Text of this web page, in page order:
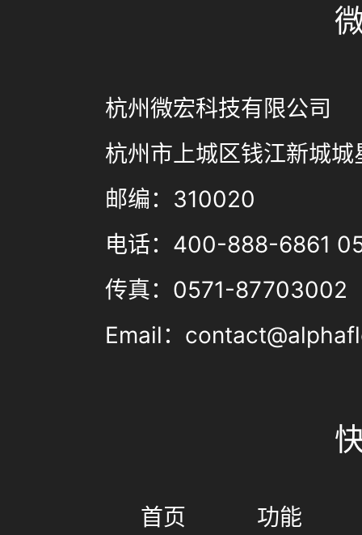
杭州微宏科技有限公司
杭州市上城区钱江新城
邮编：310020
电话：400-888-6861
传真：0571-87703002
Email：
首页 功能